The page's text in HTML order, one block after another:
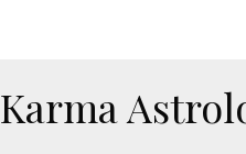
Karma